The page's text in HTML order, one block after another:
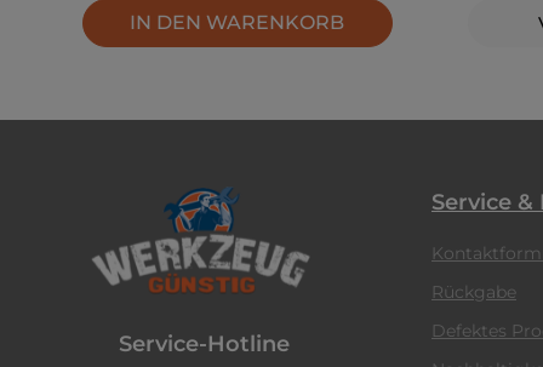
IN DEN WARENKORB
Service-Hotline
Service &
Rückgabe
Defektes